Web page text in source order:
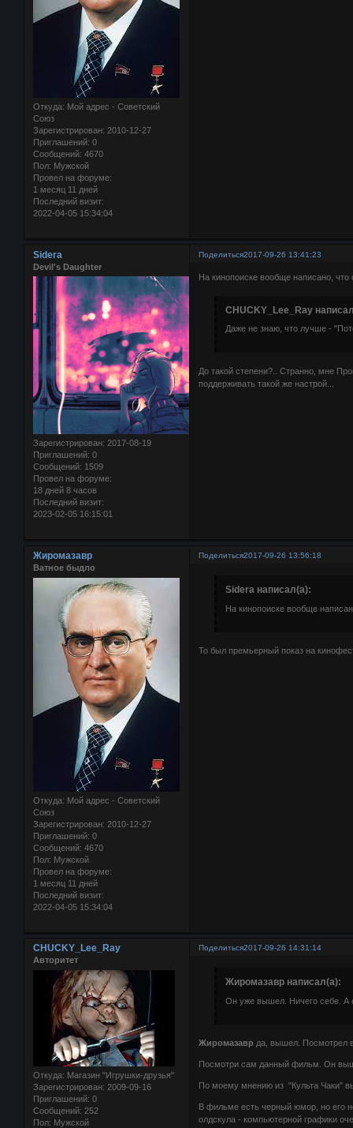
Откуда: Мой адрес - Советский
Союз
Зарегистрирован: 2010-12-27
Приглашений: 0
Сообщений: 4670
Пол: Мужской
Провел на форуме:
1 месяц 11 дней
Последний визит:
2022-04-05 15:34:04
Поделиться2017-09-26 13:41:23
Sidera
Devil's Daughter
Зарегистрирован: 2017-08-19
Приглашений: 0
Сообщений: 1509
Провел на форуме:
18 дней 8 часов
Последний визит:
2023-02-05 16:15:01
На кинопоиске вообще написано,
CHUCKY_Lee_Ray
Даже не знаю, что лучше -
До такой степени?.. Странно, мне
поддерживать такой же настрой...
Поделиться2017-09-26 13:56:18
Жиромазавр
Ватное быдло
Откуда: Мой адрес - Советский
Союз
Зарегистрирован: 2010-12-27
Приглашений: 0
Сообщений: 4670
Пол: Мужской
Провел на форуме:
1 месяц 11 дней
Последний визит:
2022-04-05 15:34:04
Sidera написал(а):
На кинопоиске вообще
То был премьерный показ на
Поделиться2017-09-26 14:31:14
CHUCKY_Lee_Ray
Авторитет
Откуда: Магазин "Игрушки-друзья"
Зарегистрирован: 2009-09-16
Приглашений: 0
Сообщений: 252
Пол: Мужской
Жиромазавр написал(а):
Он уже вышел. Ничего себе. А
Жиромазавр да, вышел. Посмотрел
Посмотри сам данный фильм. Он
По моему мнению из "Культа Чаки"
В фильме есть черный юмор, но его
олдскула - компьютерной графики